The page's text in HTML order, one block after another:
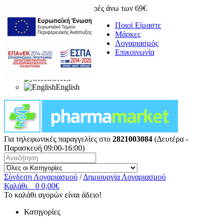
Δωρεάν μεταφορικά για αγορές άνω των 69€
Ποιοί Είμαστε
Μάρκες
Λογαριασμός
Επικοινωνία
Greek
English
Για τηλεφωνικές παραγγελίες στο 2821003084 (Δευτέρα -
Παρασκευή 09:00-16:00)
Σύνδεση Λογαριασμού / Δημιουργία Λογαριασμού
Καλάθι
0 0,00€
Το καλάθι αγορών είναι άδειο!
Κατηγορίες